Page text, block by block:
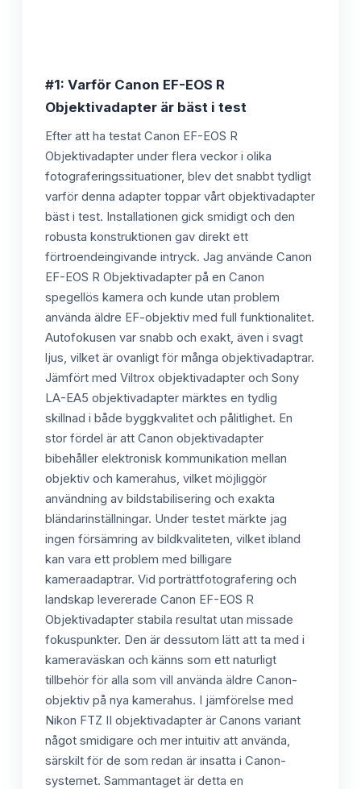
#1: Varför Canon EF-EOS R
Objektivadapter är bäst i test
Efter att ha testat Canon EF-EOS R
Objektivadapter under flera veckor i olika
fotograferingssituationer, blev det snabbt tydligt
varför denna adapter toppar vårt objektivadapter
bäst i test. Installationen gick smidigt och den
robusta konstruktionen gav direkt ett
förtroendeingivande intryck. Jag använde Canon
EF-EOS R Objektivadapter på en Canon
spegellös kamera och kunde utan problem
använda äldre EF-objektiv med full funktionalitet.
Autofokusen var snabb och exakt, även i svagt
ljus, vilket är ovanligt för många objektivadaptrar.
Jämfört med Viltrox objektivadapter och Sony
LA-EA5 objektivadapter märktes en tydlig
skillnad i både byggkvalitet och pålitlighet. En
stor fördel är att Canon objektivadapter
bibehåller elektronisk kommunikation mellan
objektiv och kamerahus, vilket möjliggör
användning av bildstabilisering och exakta
bländarinställningar. Under testet märkte jag
ingen försämring av bildkvaliteten, vilket ibland
kan vara ett problem med billigare
kameraadaptrar. Vid porträttfotografering och
landskap levererade Canon EF-EOS R
Objektivadapter stabila resultat utan missade
fokuspunkter. Den är dessutom lätt att ta med i
kameraväskan och känns som ett naturligt
tillbehör för alla som vill använda äldre Canon-
objektiv på nya kamerahus. I jämförelse med
Nikon FTZ II objektivadapter är Canons variant
något smidigare och mer intuitiv att använda,
särskilt för de som redan är insatta i Canon-
systemet. Sammantaget är detta en